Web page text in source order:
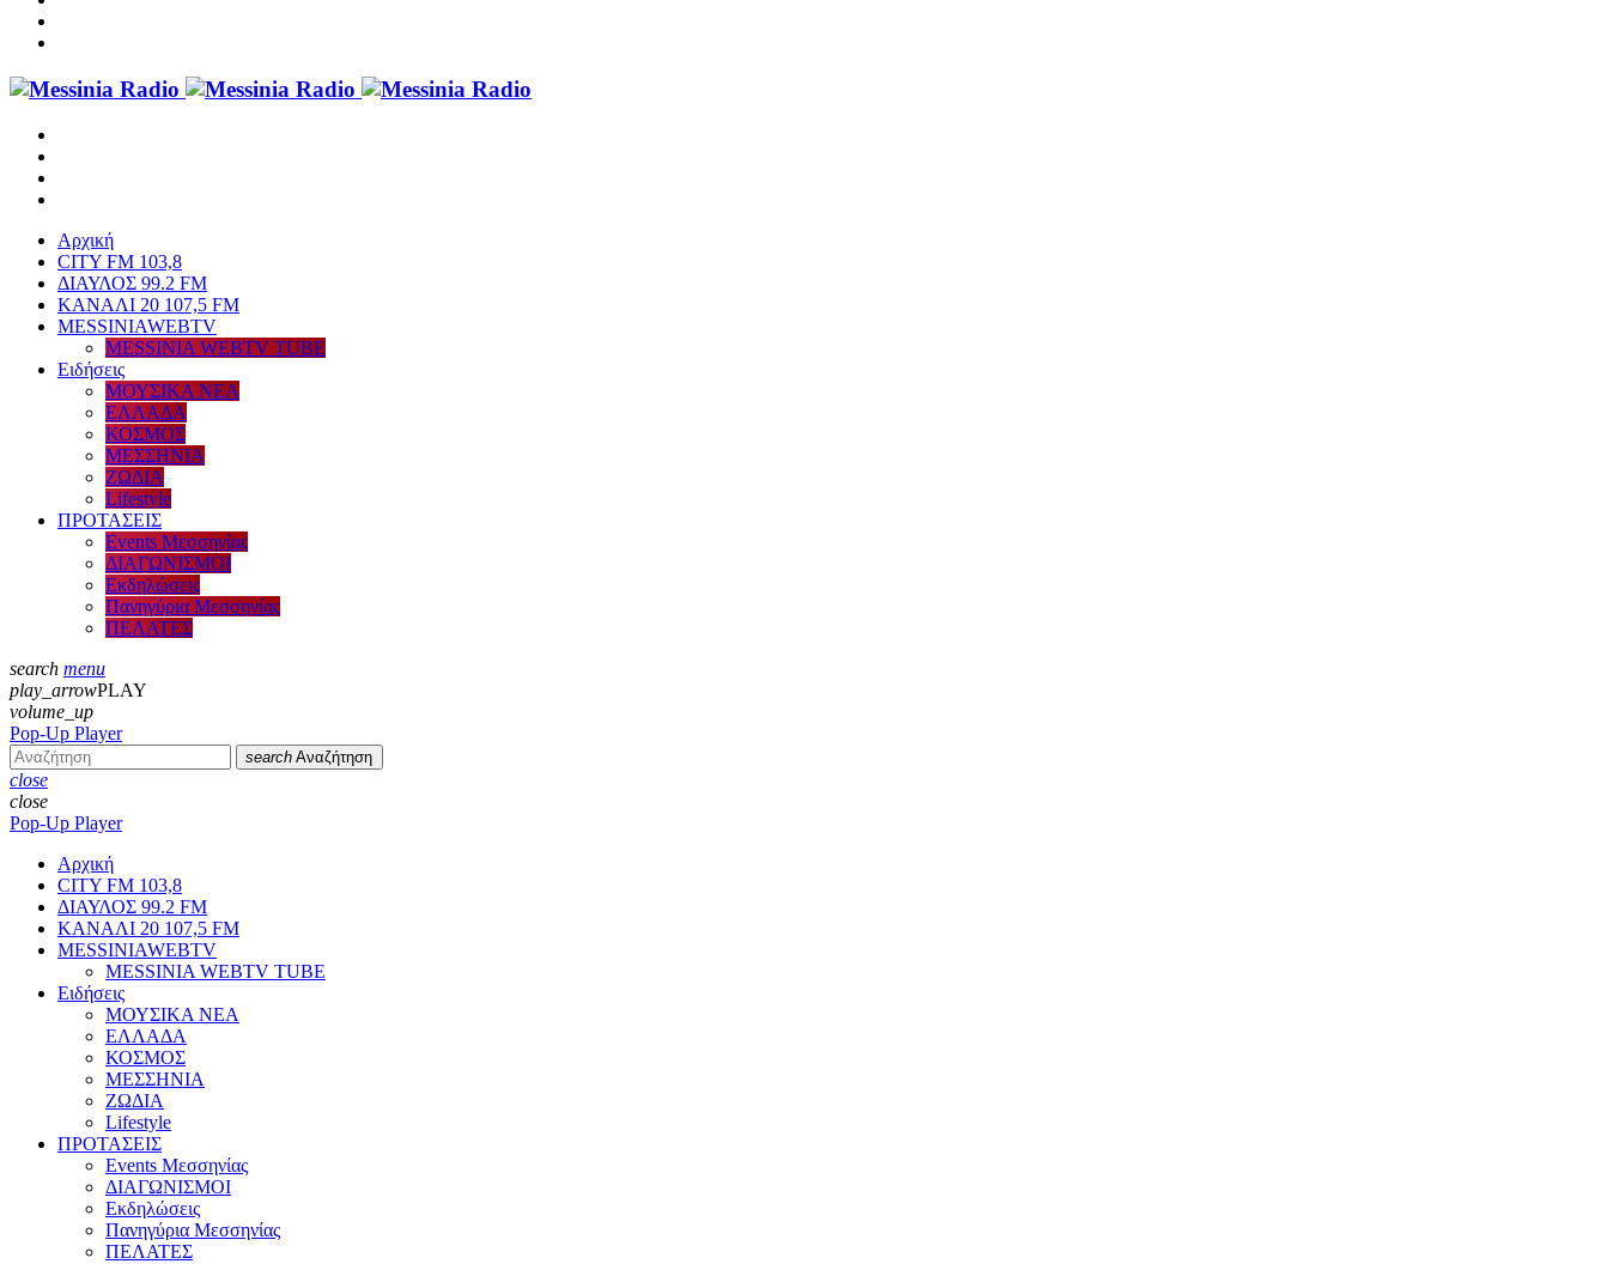
Αρχική
CITY FM 103,8
ΔΙΑΥΛΟΣ 99.2 FM
ΚΑΝΑΛΙ 20 107,5 FM
MESSINIAWEBTV
MESSINIA WEBTV TUBE
Eιδήσεις
ΜΟΥΣΙΚΑ ΝΕΑ
ΕΛΛΑΔΑ
ΚΟΣΜΟΣ
ΜΕΣΣΗΝΙΑ
ΖΩΔΙΑ
Lifestyle
ΠΡΟΤΑΣΕΙΣ
Events Μεσσηνίας
ΔΙΑΓΩΝΙΣΜΟΙ
Εκδηλώσεις
Πανηγύρια Μεσσηνίας
ΠΕΛΑΤΕΣ
search menu
play_arrowPLAY
volume_up
Pop-Up Player
search Αναζήτηση
close
close
Pop-Up Player
Αρχική
CITY FM 103,8
ΔΙΑΥΛΟΣ 99.2 FM
ΚΑΝΑΛΙ 20 107,5 FM
MESSINIAWEBTV
MESSINIA WEBTV TUBE
Eιδήσεις
ΜΟΥΣΙΚΑ ΝΕΑ
ΕΛΛΑΔΑ
ΚΟΣΜΟΣ
ΜΕΣΣΗΝΙΑ
ΖΩΔΙΑ
Lifestyle
ΠΡΟΤΑΣΕΙΣ
Events Μεσσηνίας
ΔΙΑΓΩΝΙΣΜΟΙ
Εκδηλώσεις
Πανηγύρια Μεσσηνίας
ΠΕΛΑΤΕΣ